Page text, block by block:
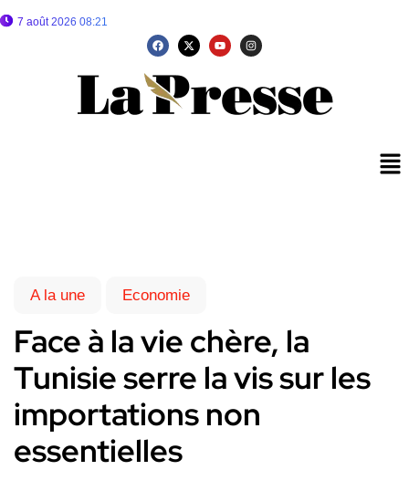
7 août 2026 08:21
A la une Economie
Face à la vie chère, la
Tunisie serre la vis sur les
importations non
essentielles